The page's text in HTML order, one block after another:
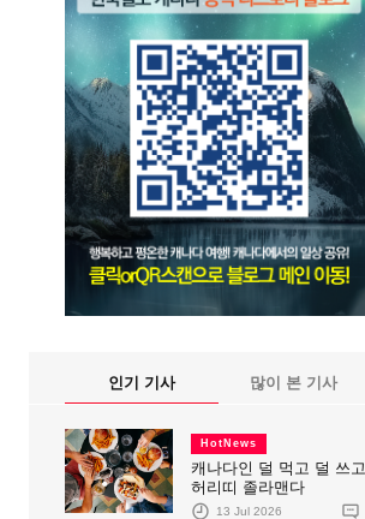
인기 기사 많이 본 기사
HotNews
캐나다인 덜 먹고 덜 쓰고
허리띠 졸라맨다
13 Jul 2026